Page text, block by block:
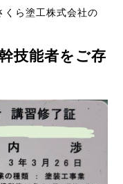
くら塗工株式会社の
技能者をご存